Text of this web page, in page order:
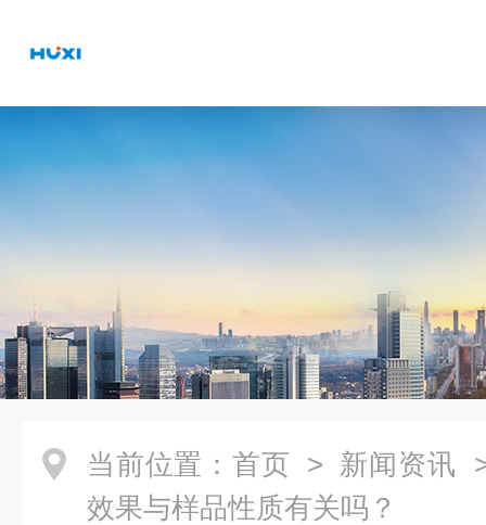
当前位置： 首页 > 新闻资讯
效果与样品性质有关吗？